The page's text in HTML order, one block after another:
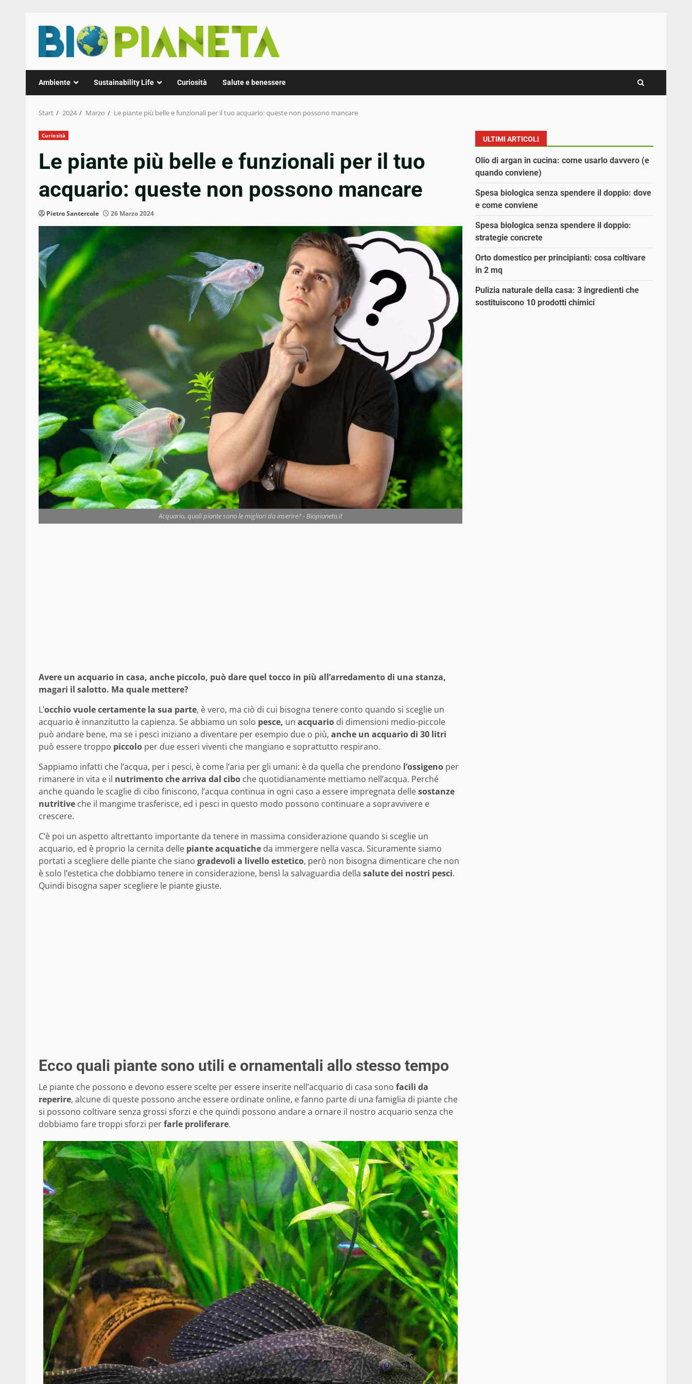
Inhalt
springen
Ambiente Sustainability Life Curiosità Salute e benessere
Start 2024 Marzo Le piante più belle e funzionali per il tuo acquario: queste non possono mancare
Curiosità
Le piante più belle e funzionali per il tuo
acquario: queste non possono mancare
Pietro Santercole 26 Marzo 2024
Acquario, quali piante sono le migliori da inserire? - Biopianeta.it
Avere un acquario in casa, anche piccolo, può dare quel tocco in più all’arredamento di una stanza,
magari il salotto. Ma quale mettere?
L’occhio vuole certamente la sua parte, è vero, ma ciò di cui bisogna tenere conto quando si sceglie un
acquario è innanzitutto la capienza. Se abbiamo un solo pesce, un acquario di dimensioni medio-piccole
può andare bene, ma se i pesci iniziano a diventare per esempio due o più, anche un acquario di 30 litri
può essere troppo piccolo per due esseri viventi che mangiano e soprattutto respirano.
Sappiamo infatti che l’acqua, per i pesci, è come l’aria per gli umani: è da quella che prendono l’ossigeno per
rimanere in vita e il nutrimento che arriva dal cibo che quotidianamente mettiamo nell’acqua. Perché
anche quando le scaglie di cibo finiscono, l’acqua continua in ogni caso a essere impregnata dellesostanze
nutritive che il mangime trasferisce, ed i pesci in questo modo possono continuare a sopravvivere e
crescere.
C’è poi un aspetto altrettanto importante da tenere in massima considerazione quando si sceglie un
acquario, ed è proprio la cernita delle piante acquatiche da immergere nella vasca. Sicuramente siamo
portati a scegliere delle piante che siano gradevoli a livello estetico, però non bisogna dimenticare che non
è solo l’estetica che dobbiamo tenere in considerazione, bensì la salvaguardia della salute dei nostri pesci.
Quindi bisogna saper scegliere le piante giuste.
Ecco quali piante sono utili e ornamentali allo stesso tempo
Le piante che possono e devono essere scelte per essere inserite nell’acquario di casa sono facili da
reperire, alcune di queste possono anche essere ordinate online, e fanno parte di una famiglia di piante che
si possono coltivare senza grossi sforzi e che quindi possono andare a ornare il nostro acquario senza che
dobbiamo fare troppi sforzi perfarle proliferare.
ULTIMI ARTICOLI
Olio di argan in cucina: come usarlo davvero (e
quando conviene)
Spesa biologica senza spendere il doppio: dove
e come conviene
Spesa biologica senza spendere il doppio:
strategie concrete
Orto domestico per principianti: cosa coltivare
in 2 mq
Pulizia naturale della casa: 3 ingredienti che
sostituiscono 10 prodotti chimici